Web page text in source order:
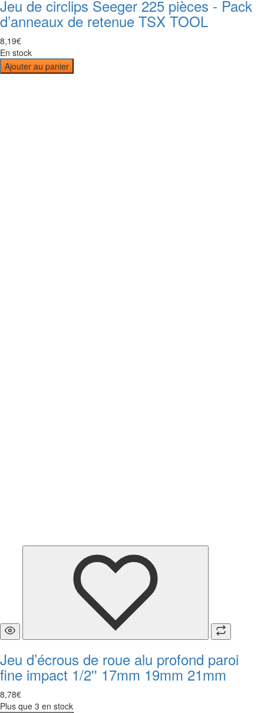
Jeu de circlips Seeger 225 pièces - Pack
d’anneaux de retenue TSX TOOL
8,19€
En stock
Ajouter au panier
Jeu d’écrous de roue alu profond paroi
fine impact 1/2'' 17mm 19mm 21mm
8,78€
Plus que 3 en stock